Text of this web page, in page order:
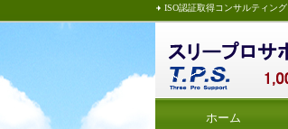
ISO認証取得コンサルティング
ホーム